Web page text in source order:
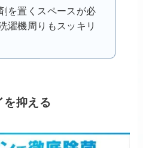
を置くスペースが必
濯機周りもスッキリ
を抑える